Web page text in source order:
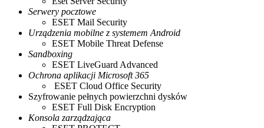
Serwery pocztowe
ESET Mail Security
Urządzenia mobilne z systemem Android
ESET Mobile Threat Defense
Sandboxing
ESET LiveGuard Advanced
Ochrona aplikacji Microsoft 365
ESET Cloud Office Security
Szyfrowanie pełnych powierzchni dysków
ESET Full Disk Encryption
Konsola zarządzająca